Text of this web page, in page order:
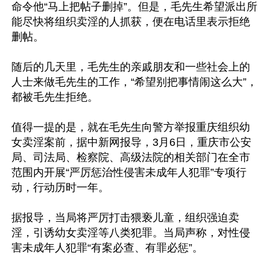
命令他“马上把帖子删掉”。但是，毛先生希望派出所
能尽快将组织卖淫的人抓获，便在电话里表示拒绝
删帖。
随后的几天里，毛先生的亲戚朋友和一些社会上的
人士来做毛先生的工作，“希望别把事情闹这么大”，
都被毛先生拒绝。
值得一提的是，就在毛先生向警方举报重庆组织幼
女卖淫案前，据中新网报导，3月6日，重庆市公安
局、司法局、检察院、高级法院的相关部门在全市
范围内开展“严厉惩治性侵害未成年人犯罪”专项行
动，行动历时一年。
据报导，当局将严厉打击猥亵儿童，组织强迫卖
淫，引诱幼女卖淫等八类犯罪。当局声称，对性侵
害未成年人犯罪“有案必查、有罪必惩”。